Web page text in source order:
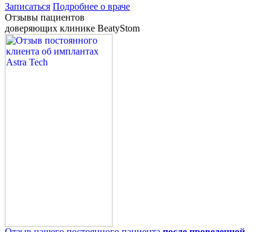
Записаться Подробнее о враче
Отзывы пациентов
доверяющих клинике BeatyStom